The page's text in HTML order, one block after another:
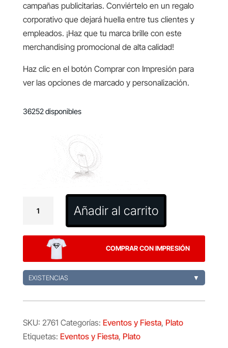
campañas publicitarias. Conviértelo en un regalo
corporativo que dejará huella entre tus clientes y
empleados. ¡Haz que tu marca brille con este
merchandising promocional de alta calidad!
Haz clic en el botón Comprar con Impresión para
ver las opciones de marcado y personalización.
36252 disponibles
Grisen
Añadir al carrito
COMPRAR CON IMPRESIÓN
EXISTENCIAS ▼
SKU: 2761 Categorías: Eventos y Fiesta, Plato
Etiquetas: Eventos y Fiesta, Plato